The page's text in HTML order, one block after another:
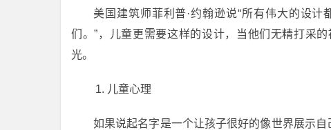
美国建筑师菲利普·约翰逊说“所有伟大的设
们。”，儿童更需要这样的设计，当他们无精打采
光。
儿童心理
如果说起名字是一个让孩子很好的像世界展示